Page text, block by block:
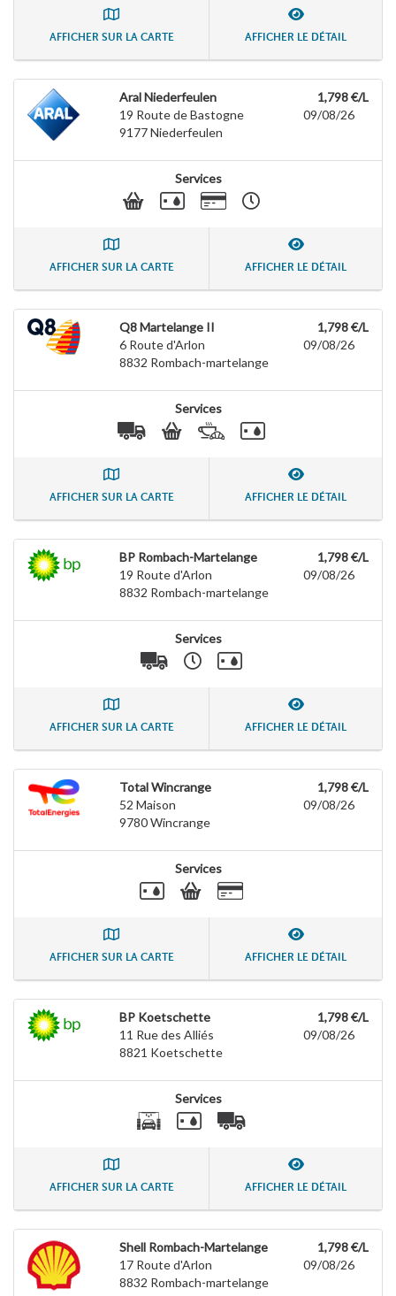
AFFICHER SUR LA CARTE AFFICHER LE DÉTAIL
Aral Niederfeulen
19 Route de Bastogne
9177Niederfeulen
1,798 €/L
09/08/26
Services
AFFICHER SUR LA CARTE AFFICHER LE DÉTAIL
Q8 Martelange II
6 Route d'Arlon
8832 Rombach-martelange
1,798 €/L
09/08/26
Services
AFFICHER SUR LA CARTE AFFICHER LE DÉTAIL
BP Rombach-Martelange
19 Route d'Arlon
8832 Rombach-martelange
1,798 €/L
09/08/26
Services
AFFICHER SUR LA CARTE AFFICHER LE DÉTAIL
Total Wincrange
52 Maison
9780Wincrange
1,798 €/L
09/08/26
Services
AFFICHER SUR LA CARTE AFFICHER LE DÉTAIL
BP Koetschette
11 Rue des Alliés
8821 Koetschette
1,798 €/L
09/08/26
Services
AFFICHER SUR LA CARTE AFFICHER LE DÉTAIL
Shell Rombach-Martelange
17 Route d'Arlon
8832 Rombach-martelange
1,798 €/L
09/08/26